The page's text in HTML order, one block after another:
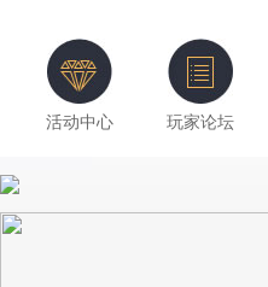
活动中心 玩家论坛